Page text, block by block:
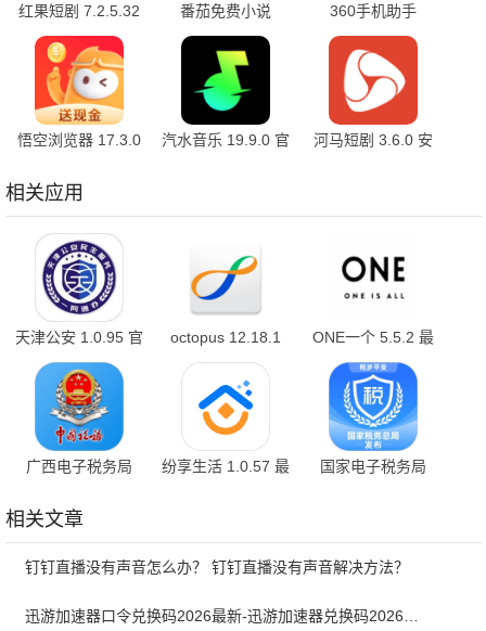
红果短剧 7.2.5.32
官方版
番茄免费小说
7.2.5.32 安卓版
360手机助手
10.2.2 官方版
悟空浏览器 17.3.0
汽水音乐 19.9.0 官
河马短剧 3.6.0 安
相关应用
天津公安 1.0.95 官
方正版
octopus 12.18.1
最新版
ONE一个 5.5.2 最
新版
广西电子税务局
纷享生活 1.0.57 最
国家电子税务局
相关文章
钉钉直播没有声音怎么办？ 钉钉直播没有声音解决方法？